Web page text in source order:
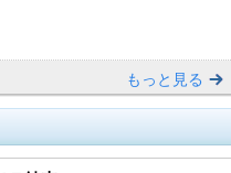
もっと見る